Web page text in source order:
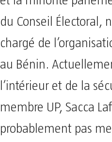
du Conseil Électoral,
chargé de
au Bénin.
l’intérieur et de la
membre UP, Sacca
probablement pas